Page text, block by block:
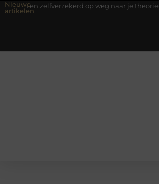
Nieuwe
artikelen
zelfverzekerd op weg naar je theorie-examen